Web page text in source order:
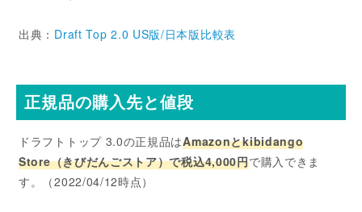
出典： Draft Top 2.0 US版/日本版比較表
正規品の購入先と値段
ドラフトトップ 3.0の正規品はAmazonとkibidango
Store（きびだんごストア）で税込4,000円で購入できま
す。（2022/04/12時点）